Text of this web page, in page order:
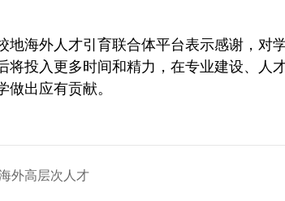
地海外人才引育联合体平台表示感谢，对
将投入更多时间和精力，在专业建设、人
出应有贡献。
外高层次人才